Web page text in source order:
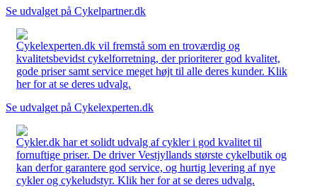
Se udvalget på Cykelpartner.dk
Cykelexperten.dk vil fremstå som en troværdig og
kvalitetsbevidst cykelforretning, der prioriterer god kvalitet,
gode priser samt service meget højt til alle deres kunder. Klik
her for at se deres udvalg.
Se udvalget på Cykelexperten.dk
Cykler.dk har et solidt udvalg af cykler i god kvalitet til
fornuftige priser. De driver Vestjyllands største cykelbutik og
kan derfor garantere god service, og hurtig levering af nye
cykler og cykeludstyr. Klik her for at se deres udvalg.